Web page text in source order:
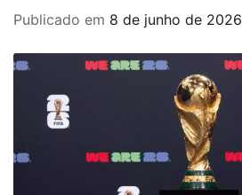
Publicado em 8 de junho de 2026